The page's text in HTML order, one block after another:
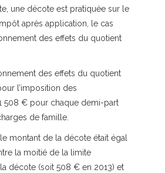
une décote est pratiquée sur le
après application, le cas
des effets du quotient
des effets du quotient
l’imposition des
508 € pour chaque demi-part
de famille.
le montant de la décote était égal
la moitié de la limite
décote (soit 508 € en 2013) et